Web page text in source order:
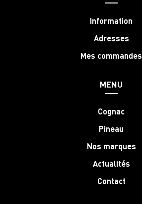
Information
Adresses
Mes commandes
MENU
Cognac
Pineau
Nos marques
Actualités
Contact